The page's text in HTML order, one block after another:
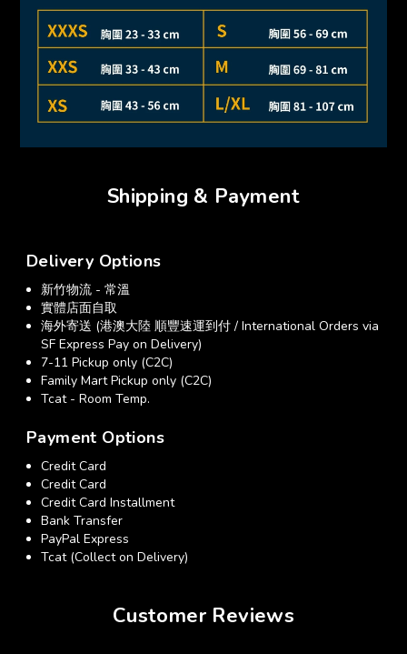
Shipping & Payment
Delivery Options
新竹物流 - 常溫
實體店面自取
海外寄送 (港澳大陸 順豐速運到付 / International Orders via
SF Express Pay on Delivery)
7-11 Pickup only (C2C)
Family Mart Pickup only (C2C)
Tcat - Room Temp.
Payment Options
Credit Card
Credit Card
Credit Card Installment
Bank Transfer
PayPal Express
Tcat (Collect on Delivery)
Customer Reviews